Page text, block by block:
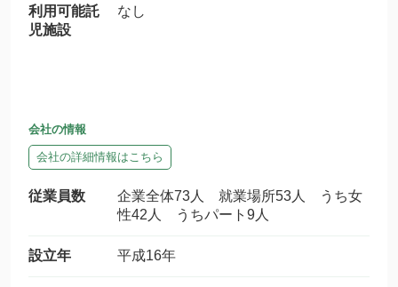
利用可能託
児施設
なし
会社の情報
会社の詳細情報はこちら
従業員数
企業全体73人 就業場所53人 うち女
性42人 うちパート9人
設立年 平成16年